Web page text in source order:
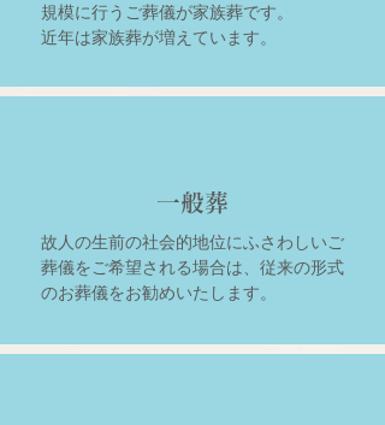
規模に行うご葬儀が家族葬です。
近年は家族葬が増えています。
一般葬
故人の生前の社会的地位にふさわしいご
葬儀をご希望される場合は、従来の形式
のお葬儀をお勧めいたします。